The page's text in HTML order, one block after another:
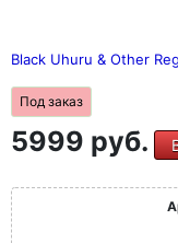
Black Uhuru & Other
Под заказ
5999 руб.